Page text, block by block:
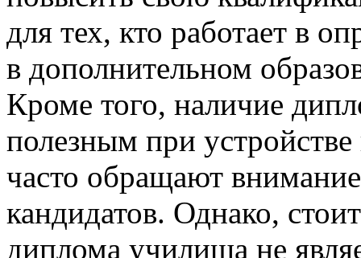
для тех, кто работает в
в дополнительном
Кроме того, наличие
полезным при устройстве
часто обращают
кандидатов. Однако,
диплома училища не